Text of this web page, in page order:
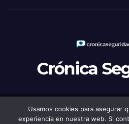
Crónica
Funciona gracias a WordPress|
Usamos cookies para asegurar
experiencia en nuestra web. Si